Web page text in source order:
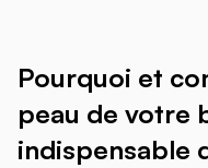
Pourquoi et
peau de votre
indispensable